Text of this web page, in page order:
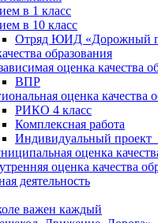
в 1 класс
в 10 класс
Отряд ЮИД «Дорожный
образования
оценка качества
ВПР
оценка качества
РИКО 4 класс
Комплексная работа
Индивидуальный
оценка
оценка качества
деятельность
важен каждый